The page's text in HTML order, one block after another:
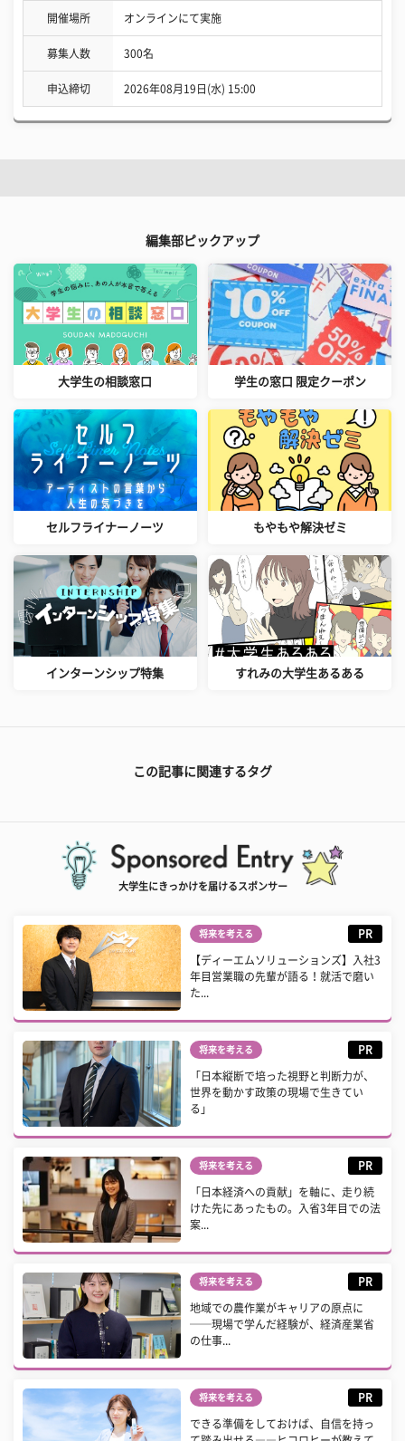
開催場所 オンラインにて実施
募集人数 300名
申込締切 2026年08月19日(水) 15:00
編集部ピックアップ
大学生の相談窓口 学生の窓口 限定クーポン
セルフライナーノーツ もやもや解決ゼミ
インターンシップ特集 すれみの大学生あるある
この記事に関連するタグ
大学生にきっかけを届けるスポンサー
将来を考える PR
【ディーエムソリューションズ】入社3
年目営業職の先輩が語る！就活で磨い
た...
将来を考える PR
「日本縦断で培った視野と判断力が、
世界を動かす政策の現場で生きてい
る」
将来を考える PR
「日本経済への貢献」を軸に、走り続
けた先にあったもの。入省3年目での法
案...
将来を考える PR
地域での農作業がキャリアの原点に
──現場で学んだ経験が、経済産業省
の仕事...
将来を考える PR
できる準備をしておけば、自信を持っ